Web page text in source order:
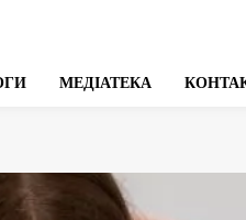
МЕДІАТЕКА